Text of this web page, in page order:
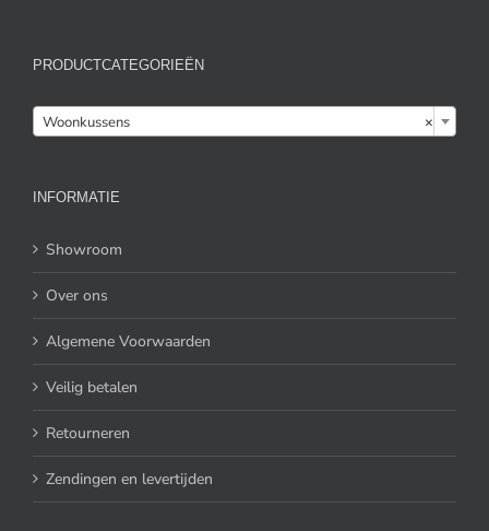
PRODUCTCATEGORIEËN
×
Woonkussens
INFORMATIE
Showroom
Over ons
Algemene Voorwaarden
Veilig betalen
Retourneren
Zendingen en levertijden